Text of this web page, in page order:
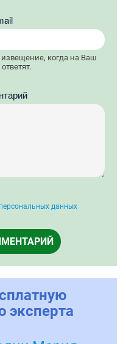
извещение, когда на Ваш
персональных данных
эксперта